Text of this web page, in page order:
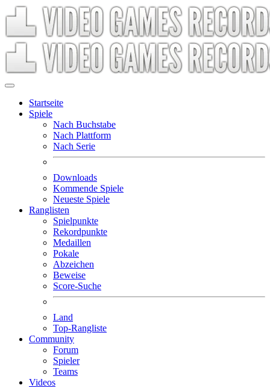
Startseite
Spiele
Nach Buchstabe
Nach Plattform
Nach Serie
Downloads
Kommende Spiele
Neueste Spiele
Ranglisten
Spielpunkte
Rekordpunkte
Medaillen
Pokale
Abzeichen
Beweise
Score-Suche
Land
Top-Rangliste
Community
Forum
Spieler
Teams
Videos